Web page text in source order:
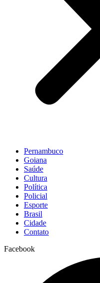
Pernambuco
Goiana
Saúde
Cultura
Política
Policial
Esporte
Brasil
Cidade
Contato
Facebook